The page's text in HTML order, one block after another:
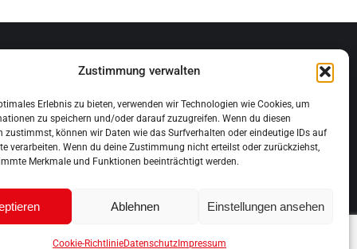
Zustimmung verwalten
Erlebnis zu bieten, verwenden wir Technologien wie Cookies, um
zu speichern und/oder darauf zuzugreifen. Wenn du diesen
zustimmst, können wir Daten wie das Surfverhalten oder eindeutige IDs auf
verarbeiten. Wenn du deine Zustimmung nicht erteilst oder zurückziehst,
Merkmale und Funktionen beeinträchtigt werden.
Ablehnen Einstellungen ansehen
Cookie-RichtlinieDatenschutzImpressum